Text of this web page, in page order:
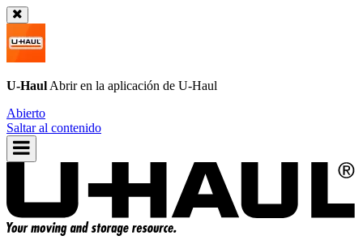
U-Haul Abrir en la aplicación de U-Haul
Abierto
Saltar al contenido